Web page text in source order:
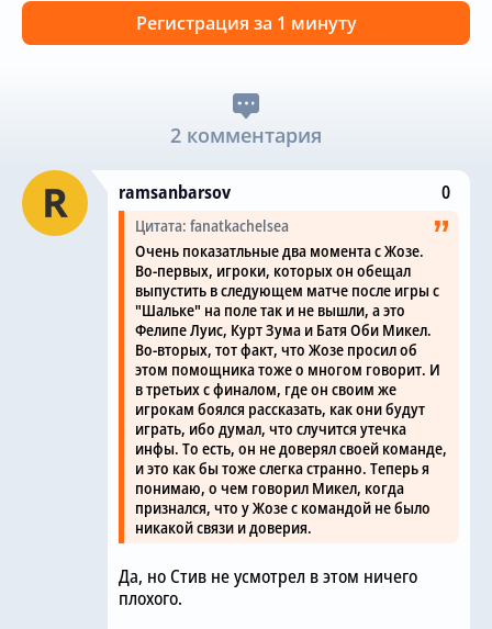
Регистрация за 1 минуту
2 комментария
ramsanbarsov 0
Цитата: fanatkachelsea
Очень показатльные два момента с Жозе.
Во-первых, игроки, которых он обещал
выпустить в следующем матче после игры с
"Шальке" на поле так и не вышли, а это
Фелипе Луис, Курт Зума и Батя Оби Микел.
Во-вторых, тот факт, что Жозе просил об
этом помощника тоже о многом говорит. И
в третьих с финалом, где он своим же
игрокам боялся рассказать, как они будут
играть, ибо думал, что случится утечка
инфы. То есть, он не доверял своей команде,
и это как бы тоже слегка странно. Теперь я
понимаю, о чем говорил Микел, когда
признался, что у Жозе с командой не было
никакой связи и доверия.
Да, но Стив не усмотрел в этом ничего
плохого.